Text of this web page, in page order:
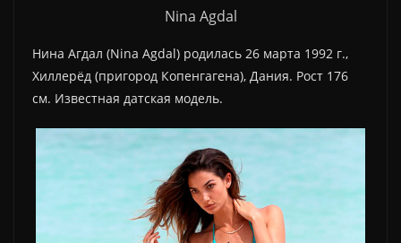
Nina Agdal
Нина Агдал (Nina Agdal) родилась 26 марта 1992 г.,
Хиллерёд (пригород Копенгагена), Дания. Рост 176
см. Известная датская модель.